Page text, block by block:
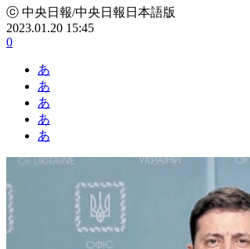
ⓒ 中央日報/中央日報日本語版
2023.01.20 15:45
0
あ
あ
あ
あ
あ